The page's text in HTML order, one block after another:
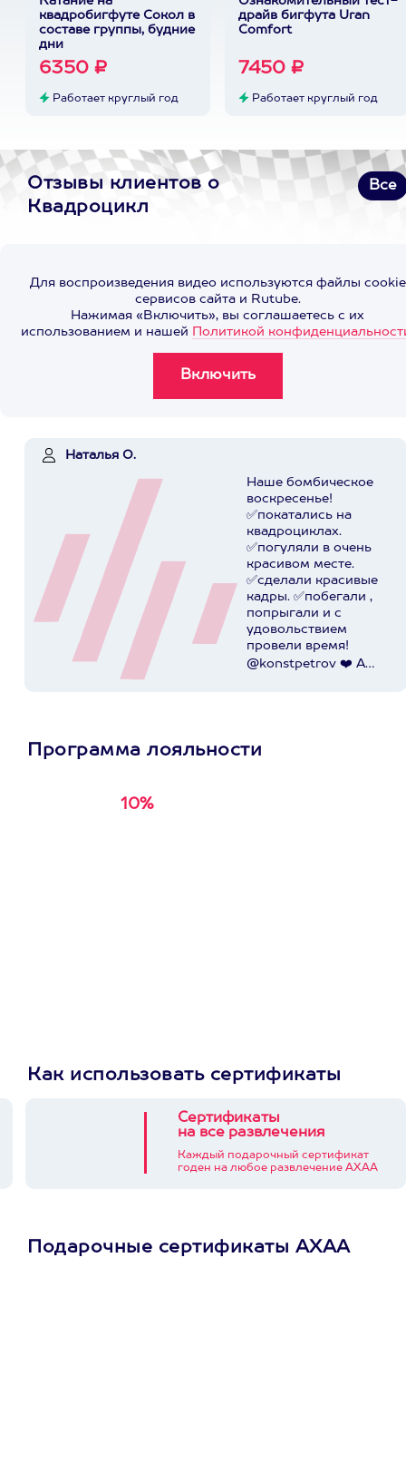
квадробигфуте Сокол в
составе группы, будние
дни
6350 ₽
Работает круглый год
драйв бигфута Uran
Comfort
7450 ₽
Работает круглый год
Отзывы клиентов о
Квадроцикл
Все
Для воспроизведения видео используются файлы cookie
сервисов сайта и Rutube.
Нажимая «Включить», вы соглашаетесь с их
использованием и нашей Политикой
Наталья О.
Наше бомбическое
воскресенье!
✅покатались на
квадроциклах.
✅погуляли в очень
красивом месте.
✅сделали красивые
кадры. ✅побегали ,
попрыгали и с
удовольствием
провели время!
@konstpetrov ❤️ А
Программа лояльности
10%
Как использовать сертификаты
Сертификаты
на все развлечения
Каждый подарочный сертификат
годен на любое развлечение АХАА
Подарочные сертификаты АХАА